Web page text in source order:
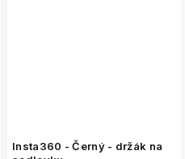
Insta360 - Černý - držák na